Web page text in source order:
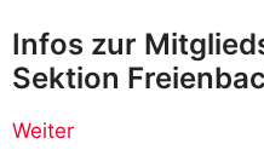
Infos zur
Sektion
Weiter